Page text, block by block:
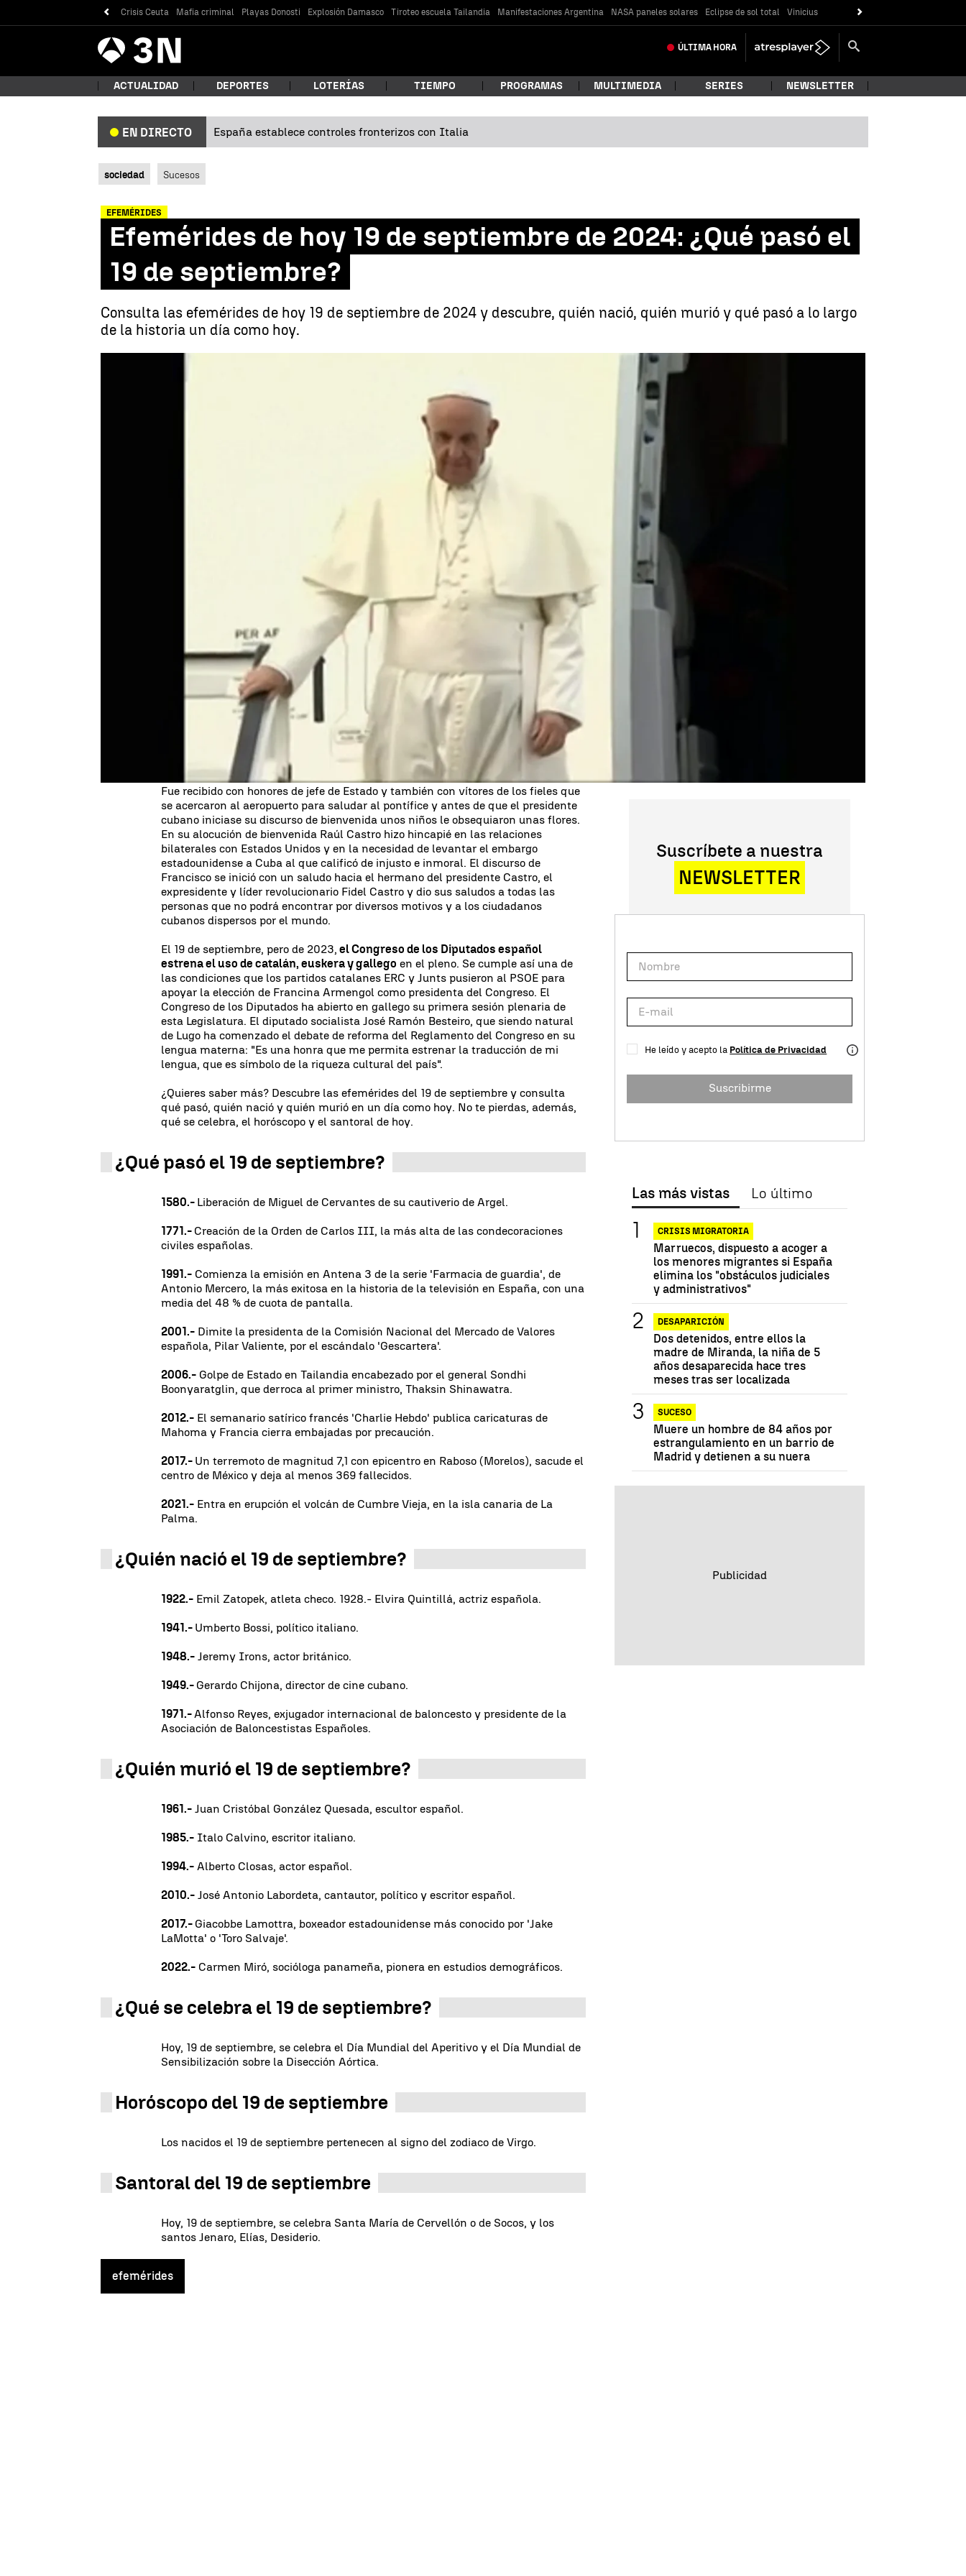
Crisis Ceuta Mafia criminal Playas Donosti Explosión Damasco Tiroteo escuela Tailandia Manifestaciones Argentina NASA paneles solares Eclipse de sol total Vinicius
Antena
3 Noticias ÚLTIMA HORA
ACTUALIDAD DEPORTES LOTERÍAS TIEMPO PROGRAMAS MULTIMEDIA SERIES NEWSLETTER
EN DIRECTO España establece controles fronterizos con Italia
sociedad Sucesos
EFEMÉRIDES
Efemérides de hoy 19 de septiembre de 2024: ¿Qué pasó el
19 de septiembre?
Consulta las efemérides de hoy 19 de septiembre de 2024 y descubre, quién nació, quién murió y qué pasó a lo largo
de la historia un día como hoy.
Efemérides de hoy 19 de septiembre de 2024: ¿Qué pasó el 19 de septiembre? |
WhatsappFacebook
X Linkedin
Tal día como hoy, un 19 de septiembre de 2015, el
papa Francisco comienza en
Cuba un viaje que luego le lleva a Estados Unidos.
El viaje apostólico del papa
Francisco a Cuba se inició el 19 de septiembre de 2015 y finalizó el 22 de
septiembre de 2015 e incluyó una visita privada al expresidente y líder de la
Revolución cubana Fidel Castro. El papa Francisco llegó a Cuba, en su primera
visita en su pontificado al país comunista y primera etapa de una gira diez días
que le llevó también a Estados Unidos. En el aeropuerto cubano José Martí de La
Habana lo aguardaban el presidente Raúl Castro y el cardenal Jaime Ortega, la
máxima autoridad católica en ese momento en La Habana.
Fue recibido con honores de jefe de Estado y también con vítores de los fieles que
se acercaron al aeropuerto para saludar al pontífice y antes de que el presidente
cubano iniciase su discurso de bienvenida unos niños le obsequiaron unas flores.
En su alocución de bienvenida Raúl Castro hizo hincapié en las relaciones
bilaterales con Estados Unidos y en la necesidad de levantar el embargo
estadounidense a Cuba al que calificó de injusto e inmoral. El discurso de
Francisco se inició con un saludo hacia el hermano del presidente Castro, el
expresidente y líder revolucionario Fidel Castro y dio sus saludos a todas las
personas que no podrá encontrar por diversos motivos y a los ciudadanos
cubanos dispersos por el mundo.
El 19 de septiembre, pero de 2023, el Congreso de los Diputados español
estrena el uso de catalán, euskera y gallego en el pleno. Se cumple así una de
las condiciones que los partidos catalanes ERC y Junts pusieron al PSOE para
apoyar la elección de Francina Armengol como presidenta del Congreso. El
Congreso de los Diputados ha abierto en gallego su primera sesión plenaria de
esta Legislatura. El diputado socialista José Ramón Besteiro, que siendo natural
de Lugo ha comenzado el debate de reforma del Reglamento del Congreso en su
lengua materna: "Es una honra que me permita estrenar la traducción de mi
lengua, que es símbolo de la riqueza cultural del país".
¿Quieres saber más? Descubre las efemérides del 19 de septiembre y consulta
qué pasó, quién nació y quién murió en un día como hoy. No te pierdas, además,
qué se celebra, el horóscopo y el santoral de hoy.
¿Qué pasó el 19 de septiembre?
1580.- Liberación de Miguel de Cervantes de su cautiverio de Argel.
1771.- Creación de la Orden de Carlos III, la más alta de las condecoraciones
civiles españolas.
1991.- Comienza la emisión en Antena 3 de la serie 'Farmacia de guardia', de
Antonio Mercero, la más exitosa en la historia de la televisión en España, con una
media del 48 % de cuota de pantalla.
2001.- Dimite la presidenta de la Comisión Nacional del Mercado de Valores
española, Pilar Valiente, por el escándalo 'Gescartera'.
2006.- Golpe de Estado en Tailandia encabezado por el general Sondhi
Boonyaratglin, que derroca al primer ministro, Thaksin Shinawatra.
2012.- El semanario satírico francés 'Charlie Hebdo' publica caricaturas de
Mahoma y Francia cierra embajadas por precaución.
2017.- Un terremoto de magnitud 7,1 con epicentro en Raboso (Morelos), sacude el
centro de México y deja al menos 369 fallecidos.
2021.- Entra en erupción el volcán de Cumbre Vieja, en la isla canaria de La
Palma.
¿Quién nació el 19 de septiembre?
1922.- Emil Zatopek, atleta checo. 1928.- Elvira Quintillá, actriz española.
1941.- Umberto Bossi, político italiano.
1948.- Jeremy Irons, actor británico.
1949.- Gerardo Chijona, director de cine cubano.
1971.-Alfonso Reyes, exjugador internacional de baloncesto y presidente de la
Asociación de Baloncestistas Españoles.
¿Quién murió el 19 de septiembre?
1961.- Juan Cristóbal González Quesada, escultor español.
1985.- Italo Calvino, escritor italiano.
1994.- Alberto Closas, actor español.
2010.- José Antonio Labordeta, cantautor, político y escritor español.
2017.- Giacobbe Lamottra, boxeador estadounidense más conocido por 'Jake
LaMotta' o 'Toro Salvaje'.
2022.- Carmen Miró, socióloga panameña, pionera en estudios demográficos.
¿Qué se celebra el 19 de septiembre?
Hoy, 19 de septiembre, se celebra el Día Mundial del Aperitivo y el Día Mundial de
Sensibilización sobre la Disección Aórtica.
Horóscopo del 19 de septiembre
Los nacidos el 19 de septiembre pertenecen al signo del zodiaco de Virgo.
Santoral del 19 de septiembre
Hoy, 19 de septiembre, se celebra Santa María de Cervellón o de Socos, y los
santos Jenaro, Elías, Desiderio.
efemérides
Suscríbete a nuestra
NEWSLETTER
He leído y acepto la Política de Privacidad
Suscribirme
Las más vistas Lo último
CRISIS MIGRATORIA
Marruecos, dispuesto a acoger a
los menores migrantes si España
elimina los "obstáculos judiciales
y administrativos"
DESAPARICIÓN
Dos detenidos, entre ellos la
madre de Miranda, la niña de 5
años desaparecida hace tres
meses tras ser localizada
SUCESO
Muere un hombre de 84 años por
estrangulamiento en un barrio de
Madrid y detienen a su nuera